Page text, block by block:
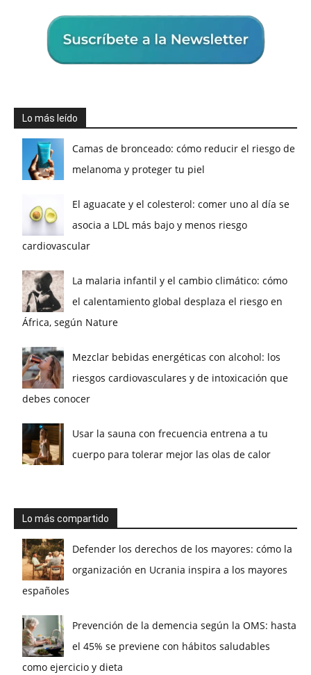
Lo más leído
Camas de bronceado: cómo reducir el riesgo de
melanoma y proteger tu piel
El aguacate y el colesterol: comer uno al día se
asocia a LDL más bajo y menos riesgo
cardiovascular
La malaria infantil y el cambio climático: cómo
el calentamiento global desplaza el riesgo en
África, según Nature
Mezclar bebidas energéticas con alcohol: los
riesgos cardiovasculares y de intoxicación que
debes conocer
Usar la sauna con frecuencia entrena a tu
cuerpo para tolerar mejor las olas de calor
Lo más compartido
Defender los derechos de los mayores: cómo la
organización en Ucrania inspira a los mayores
españoles
Prevención de la demencia según la OMS: hasta
el 45% se previene con hábitos saludables
como ejercicio y dieta